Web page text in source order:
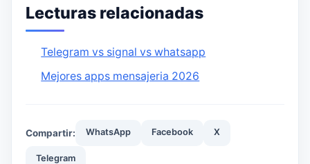
Lecturas relacionadas
Telegram vs signal vs whatsapp
Mejores apps mensajeria 2026
Compartir: WhatsApp Facebook X
Telegram